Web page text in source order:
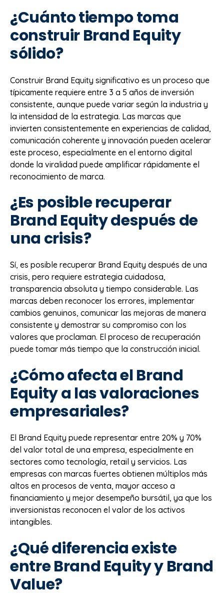
¿Cuánto tiempo toma
construir Brand Equity
sólido?
Construir Brand Equity significativo es un proceso que
típicamente requiere entre 3 a 5 años de inversión
consistente, aunque puede variar según la industria y
la intensidad de la estrategia. Las marcas que
invierten consistentemente en experiencias de calidad,
comunicación coherente y innovación pueden acelerar
este proceso, especialmente en el entorno digital
donde la viralidad puede amplificar rápidamente el
reconocimiento de marca.
¿Es posible recuperar
Brand Equity después de
una crisis?
Sí, es posible recuperar Brand Equity después de una
crisis, pero requiere estrategia cuidadosa,
transparencia absoluta y tiempo considerable. Las
marcas deben reconocer los errores, implementar
cambios genuinos, comunicar las mejoras de manera
consistente y demostrar su compromiso con los
valores que proclaman. El proceso de recuperación
puede tomar más tiempo que la construcción inicial.
¿Cómo afecta el Brand
Equity a las valoraciones
empresariales?
El Brand Equity puede representar entre 20% y 70%
del valor total de una empresa, especialmente en
sectores como tecnología, retail y servicios. Las
empresas con marcas fuertes obtienen múltiplos más
altos en procesos de venta, mayor acceso a
financiamiento y mejor desempeño bursátil, ya que los
inversionistas reconocen el valor de los activos
intangibles.
¿Qué diferencia existe
entre Brand Equity y Brand
Value?